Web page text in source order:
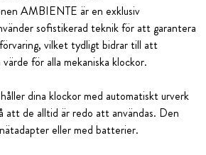
AMBIENTE är en exklusiv
sofistikerad teknik för att garantera
vilket tydligt bidrar till att
för alla mekaniska klockor.
dina klockor med automatiskt urverk
att de alltid är redo att användas. Den
eller med batterier.